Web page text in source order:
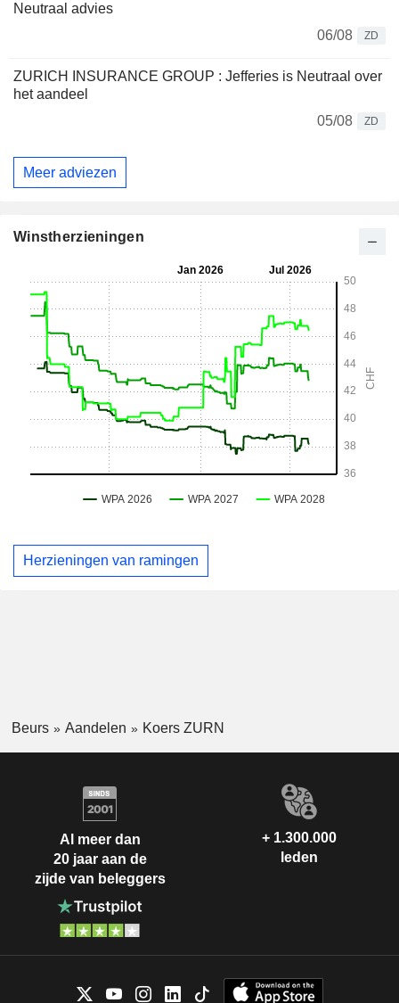
Neutraal advies
06/08
ZD
ZURICH INSURANCE GROUP : Jefferies is Neutraal over
het aandeel
05/08
ZD
Meer adviezen
Winstherzieningen
Herzieningen van ramingen
Beurs Aandelen Koers ZURN
Al meer dan
20 jaar aan de
zijde van beleggers
+ 1.300.000
leden